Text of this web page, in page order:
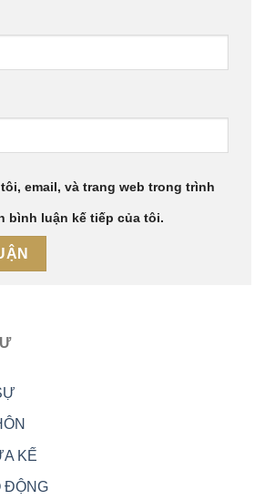
email, và trang web trong trình
bình luận kế tiếp của tôi.
KẾ
ĐỘNG